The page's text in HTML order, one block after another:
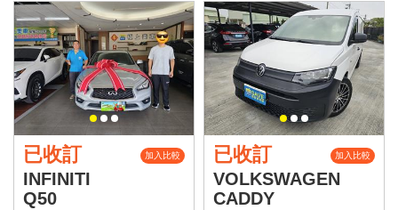
已收訂 加入比較
INFINITI
Q50
已收訂 加入比較
VOLKSWAGEN
CADDY